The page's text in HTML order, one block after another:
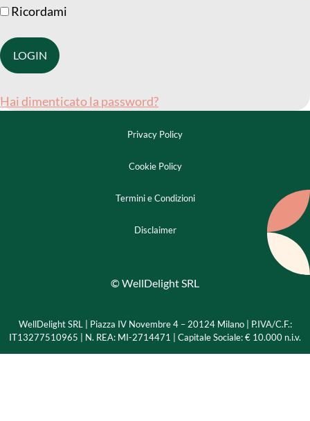
Ricordami
Hai dimenticato la password?
Privacy Policy
Cookie Policy
Termini e Condizioni
Disclaimer
© WellDelight SRL
WellDelight SRL | Piazza IV Novembre 4 – 20124 Milano | P.IVA/C.F.:
IT13277510965 | N. REA: MI-2714471 | Capitale Sociale: € 10.000 n.i.v.